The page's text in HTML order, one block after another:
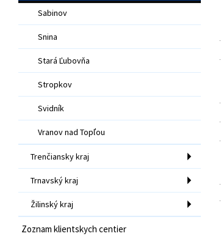
Sabinov
Snina
Stará Ľubovňa
Stropkov
Svidník
Vranov nad Topľou
Trenčiansky kraj
Trnavský kraj
Žilinský kraj
Zoznam klientskych centier